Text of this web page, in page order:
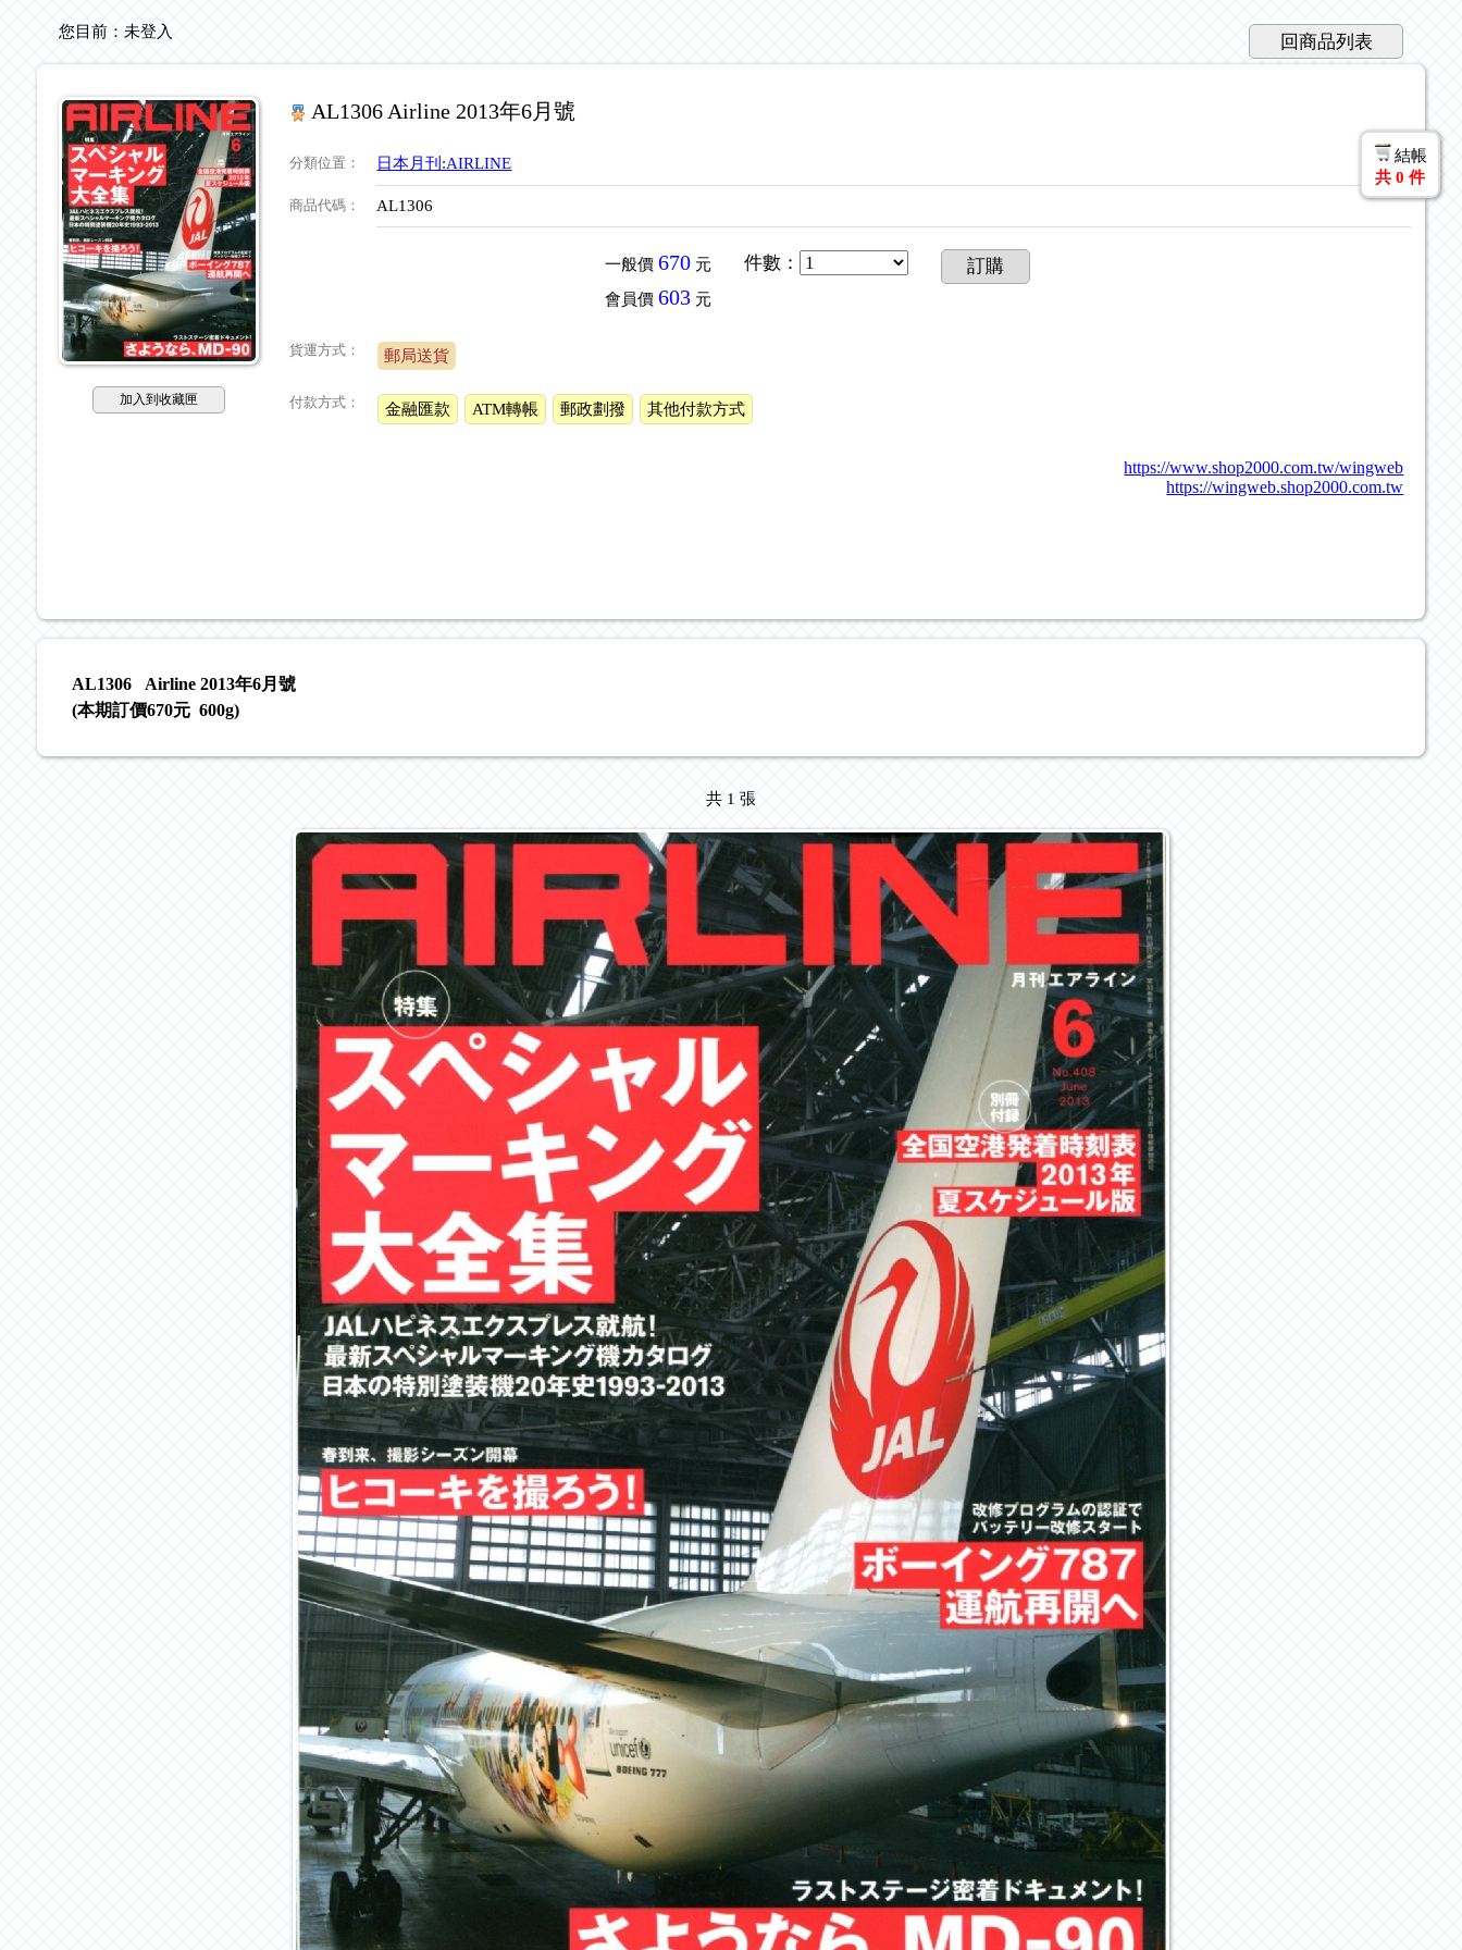
您目前：未登入 回商品列表
加入到收藏匣
AL1306 Airline 2013年6月號
分類位置 ： 日本月刊:AIRLINE
商品代碼 ： AL1306
一般價 670 元
會員價 603 元
件數 ： 訂購
貨運方式： 郵局送貨
付款方式： 金融匯款 ATM轉帳 郵政劃撥 其他付款方式
https://www.shop2000.com.tw/wingweb
https://wingweb.shop2000.com.tw
結帳
共 0 件
AL1306 Airline 2013年6月號
(本期訂價670元 600g)
共 1 張